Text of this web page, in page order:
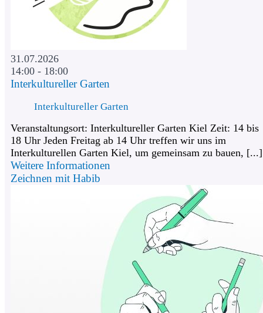
31.07.2026
14:00 - 18:00
Interkultureller Garten
Interkultureller Garten
Veranstaltungsort: Interkultureller Garten Kiel Zeit: 14 bis
18 Uhr Jeden Freitag ab 14 Uhr treffen wir uns im
Interkulturellen Garten Kiel, um gemeinsam zu bauen, [...]
Weitere Informationen
Zeichnen mit Habib